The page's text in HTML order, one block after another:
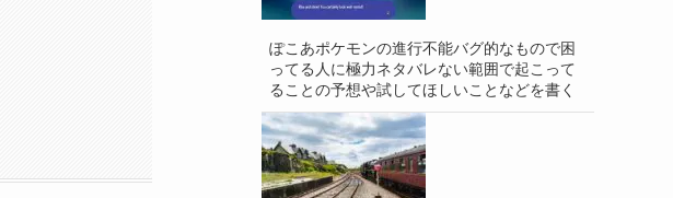
ぽこあポケモンの進行不能バグ的なもので困
ってる人に極力ネタバレない範囲で起こって
ることの予想や試してほしいことなどを書く